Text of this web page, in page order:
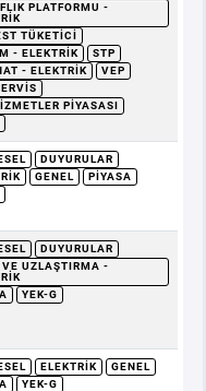
PLATFORMU -
TÜKETICI
- ELEKTRIK
STP
- ELEKTRIK
VEP
PIYASASI
DUYURULAR
GENEL
PIYASA
DUYURULAR
VE UZLAŞTIRMA -
YEK-G
ELEKTRIK
GENEL
YEK-G